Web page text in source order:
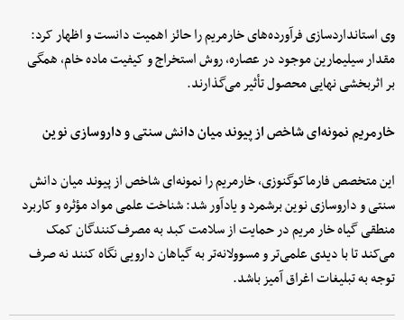
وی استانداردسازی فرآورده‌های خارمریم را حائز اهمیت دانست و اظهار کرد:
مقدار سیلیمارین موجود در عصاره، روش استخراج و کیفیت ماده خام، همگی
بر اثربخشی نهایی محصول تأثیر می‌گذارند.
خارمریم نمونه‌ای شاخص از پیوند میان دانش سنتی و داروسازی نوین
این متخصص فارماکوگنوزی، خارمریم را نمونه‌ای شاخص از پیوند میان دانش
سنتی و داروسازی نوین برشمرد و یادآور شد: شناخت علمی مواد مؤثره و کاربرد
منطقی گیاه خار مریم در حمایت از سلامت کبد به مصرف‌کنندگان کمک
می‌کند تا با دیدی علمی‌تر و مسوولانه‌تر به گیاهان دارویی نگاه کنند نه صرف
توجه به تبلیغات اغراق آمیز باشد.